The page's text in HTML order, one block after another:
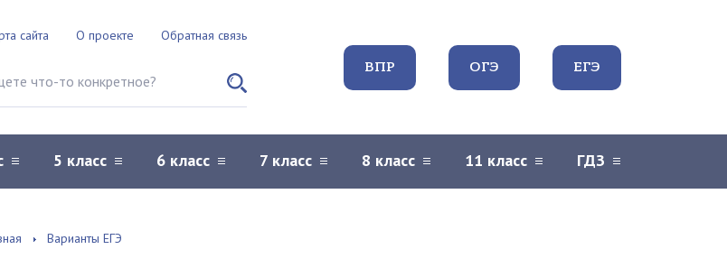
сайта О проекте Обратная связь
по сайту
ВПР ОГЭ ЕГЭ
5 класс 6 класс 7 класс 8 класс 11 класс ГДЗ
Варианты ЕГЭ